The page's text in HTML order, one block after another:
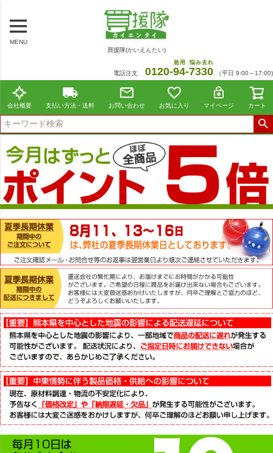
MENU
買援隊(かいえんたい)
電話注文 0120-94
急用
-7330
悩み去れ
（平日 9:00～17:00)
会社概要 支払い方法・送料 お問い合わせ お気に入り マイページ カート